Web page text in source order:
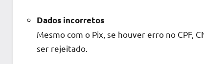
Dados incorretos
Mesmo com o Pix, se houver erro no CPF,
ser rejeitado.